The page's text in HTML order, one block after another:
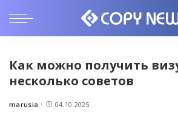
Как можно получить
несколько советов
Posted
marusia 04.10.2025